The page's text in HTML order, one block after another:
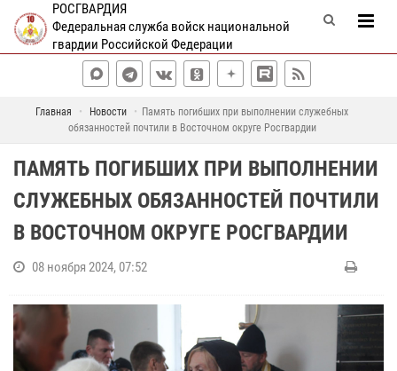
РОСГВАРДИЯ
Федеральная служба войск национальной
гвардии Российской Федерации
Главная Новости
Память погибших при выполнении служебных
обязанностей почтили в Восточном округе Росгвардии
ПАМЯТЬ ПОГИБШИХ ПРИ ВЫПОЛНЕНИИ
СЛУЖЕБНЫХ ОБЯЗАННОСТЕЙ ПОЧТИЛИ
В ВОСТОЧНОМ ОКРУГЕ РОСГВАРДИИ
08 ноября 2024, 07:52